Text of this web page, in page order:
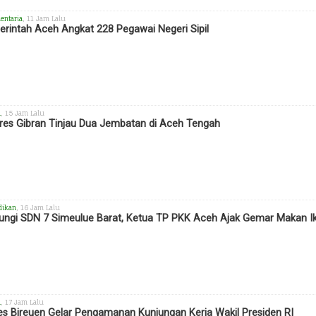
, 11 Jam Lalu
Aceh Angkat 228 Pegawai Negeri Sipil
, 15 Jam Lalu
Gibran Tinjau Dua Jembatan di Aceh Tengah
, 16 Jam Lalu
SDN 7 Simeulue Barat, Ketua TP PKK Aceh Ajak Gemar Makan
, 17 Jam Lalu
Bireuen Gelar Pengamanan Kunjungan Kerja Wakil Presiden RI